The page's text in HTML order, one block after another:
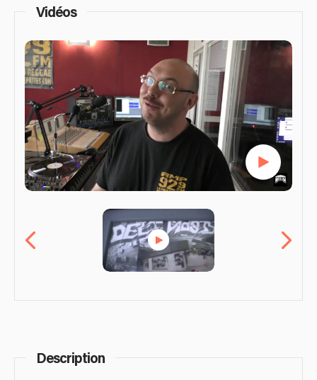
Vidéos
Description